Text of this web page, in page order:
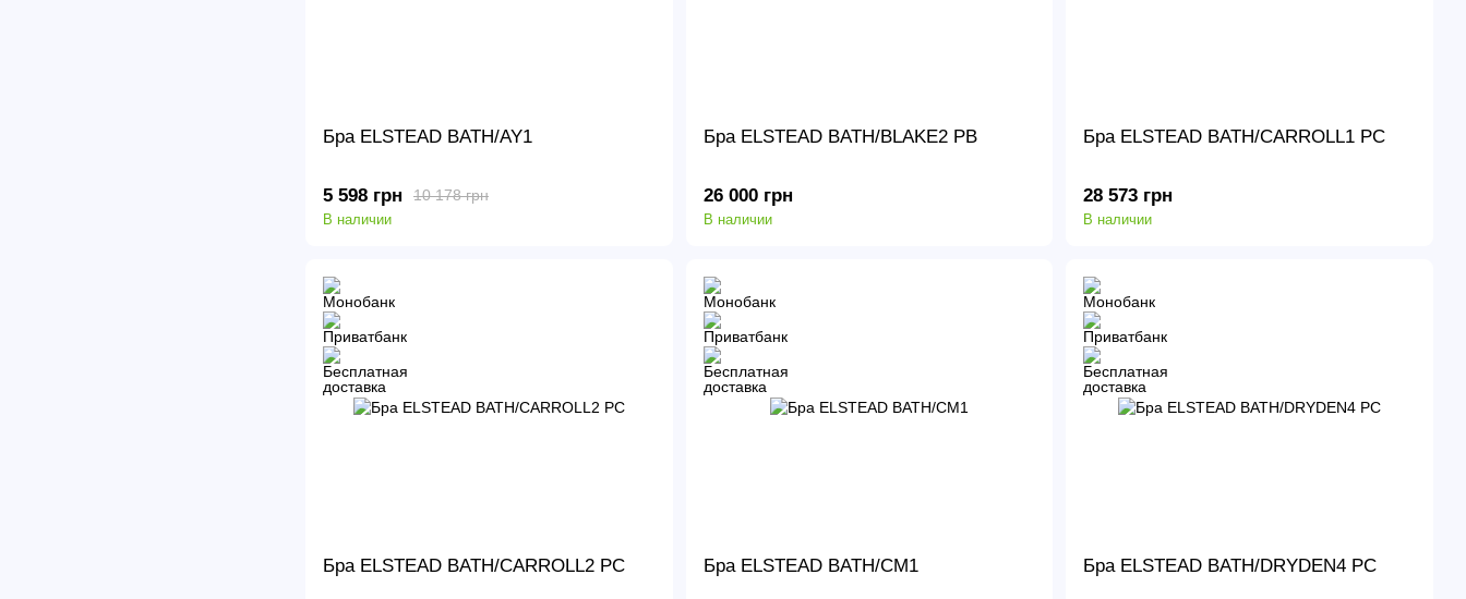
Бра ELSTEAD BATH/AY1
10 178 грн
5 598 грн
В наличии
Бра ELSTEAD BATH/BLAKE2 PB
26 000 грн
В наличии
Бра ELSTEAD BATH/CARROLL1 PC
28 573 грн
В наличии
Бра ELSTEAD BATH/CARROLL2 PC Бра ELSTEAD BATH/CM1 Бра ELSTEAD BATH/DRYDEN4 PC